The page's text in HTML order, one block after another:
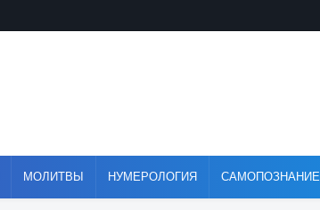
МОЛИТВЫ НУМЕРОЛОГИЯ САМОПОЗНАНИЕ